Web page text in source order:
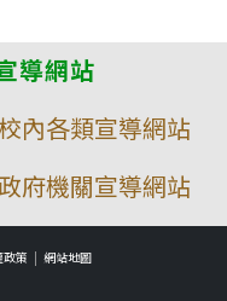
導網站
內各類宣導網站
府機關宣導網站
政策 網站地圖